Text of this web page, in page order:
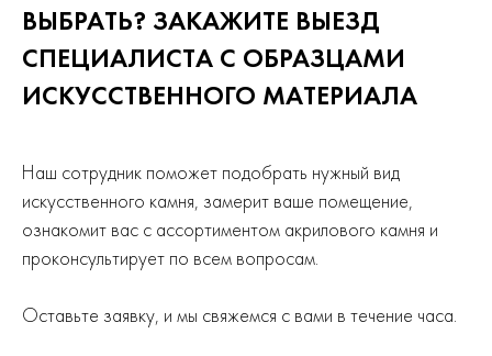
ВЫБРАТЬ? ЗАКАЖИТЕ ВЫЕЗД
СПЕЦИАЛИСТА С ОБРАЗЦАМИ
ИСКУССТВЕННОГО МАТЕРИАЛА
Наш сотрудник поможет подобрать нужный вид
искусственного камня, замерит ваше помещение,
ознакомит вас с ассортиментом акрилового камня и
проконсультирует по всем вопросам.
Оставьте заявку, и мы свяжемся с вами в течение часа.